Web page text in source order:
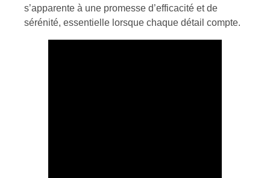
s’apparente à une promesse d’efficacité et de
sérénité, essentielle lorsque chaque détail compte.